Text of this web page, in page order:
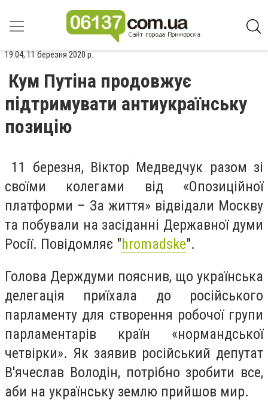
19:04, 11 березня 2020 р.
Кум Путіна продовжує
підтримувати антиукраїнську
позицію
11 березня, Віктор Медведчук разом зі
своїми колегами від «Опозиційної
платформи – За життя» відвідали Москву
та побували на засіданні Державної думи
Росії. Повідомляє "hromadske".
Голова Держдуми пояснив, що українська
делегація приїхала до російського
парламенту для створення робочої групи
парламентарів країн «нормандської
четвірки». Як заявив російський депутат
В'ячеслав Володін, потрібно зробити все,
аби на українську землю прийшов мир.